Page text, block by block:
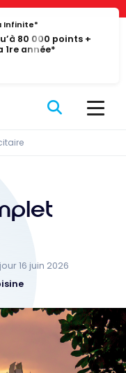
Infinite*
80 000 points +
1re année*
16 juin 2026